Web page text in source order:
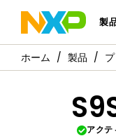
製
製品
アクテ